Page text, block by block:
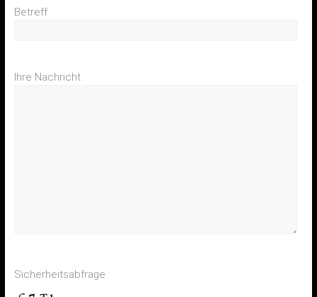
Betreff
Ihre Nachricht
Sicherheitsabfrage